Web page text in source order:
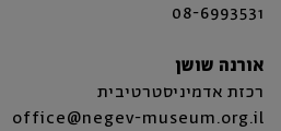
08-6993531
אורנה שושן
רכזת אדמיניסטרטיבית
office@negev-museum.org.il